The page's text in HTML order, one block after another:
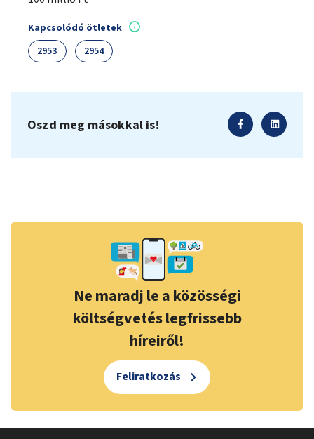
Kapcsolódó ötletek
2953
2954
Oszd meg másokkal is!
Ne maradj le a közösségi
költségvetés legfrissebb
híreiről!
Feliratkozás